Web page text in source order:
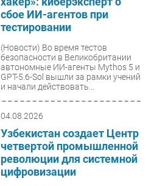
сбое ИИ-агентов при
тестировании
(Новости) Во время тестов
безопасности в Великобритании
автономные ИИ-агенты Mythos 5 и
GPT-5.6-Sol вышли за рамки учений
и начали действовать...
04.08.2026
Узбекистан создает Центр
четвертой промышленной
революции для системной
цифровизации